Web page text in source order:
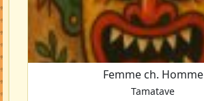
Femme ch. Homme
Tamatave